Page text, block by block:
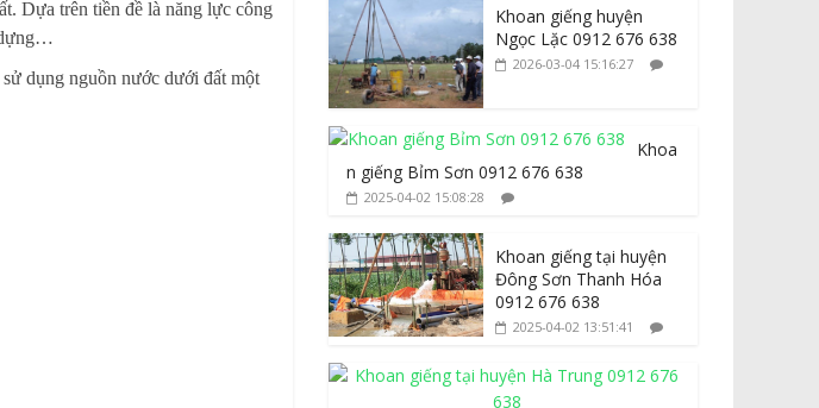
Dựa trên tiền đề là năng lực công
dụng nguồn nước dưới đất một
Khoan giếng huyện
Ngọc Lặc 0912 676 638
2026-03-04 15:16:27
Khoa
n giếng Bỉm Sơn 0912 676 638
2025-04-02 15:08:28
Khoan giếng tại huyện
Đông Sơn Thanh Hóa
0912 676 638
2025-04-02 13:51:41